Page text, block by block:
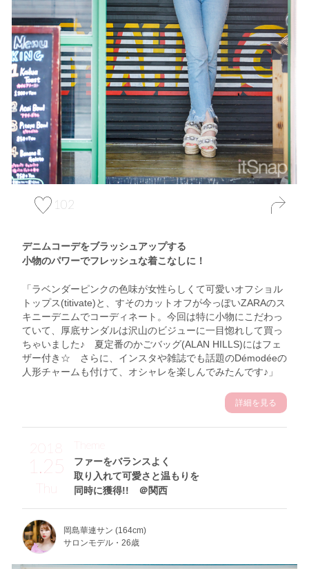
102
デニムコーデをブラッシュアップする
小物のパワーでフレッシュな着こなしに！
「ラベンダーピンクの色味が女性らしくて可愛いオフショル
トップス(titivate)と、すそのカットオフが今っぽいZARAのス
キニーデニムでコーディネート。今回は特に小物にこだわっ
ていて、厚底サンダルは沢山のビジューに一目惚れして買っ
ちゃいました♪ 夏定番のかごバッグ(ALAN HILLS)にはフェ
ザー付き☆ さらに、インスタや雑誌でも話題のDémodéeの
人形チャームも付けて、オシャレを楽しんでみたんです♪」
詳細を見る
2018
1.25
Thu
ファーをバランスよく
取り入れて可愛さと温もりを
同時に獲得!! ＠関西
Theme
岡島華連サン (164cm)
サロンモデル・26歳